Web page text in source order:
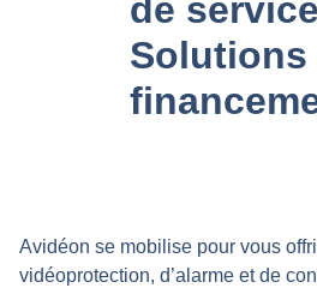
de
Solutions
Avidéon se mobilise pour vous
vidéoprotection, d’alarme et de